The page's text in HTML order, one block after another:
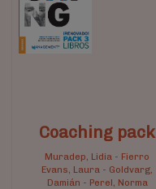
Coaching pack
Muradep, Lidia - Fierro
Evans, Laura - Goldvarg,
Damián - Perel, Norma